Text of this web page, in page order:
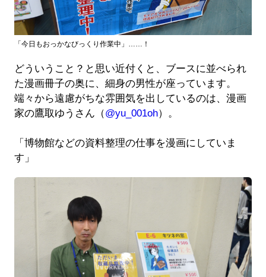
「今日もおっかなびっくり作業中」……！
どういうこと？と思い近付くと、ブースに並べられ
た漫画冊子の奥に、細身の男性が座っています。
端々から遠慮がちな雰囲気を出しているのは、漫画
家の鷹取ゆうさん（@yu_001oh）。
「博物館などの資料整理の仕事を漫画にしていま
す」